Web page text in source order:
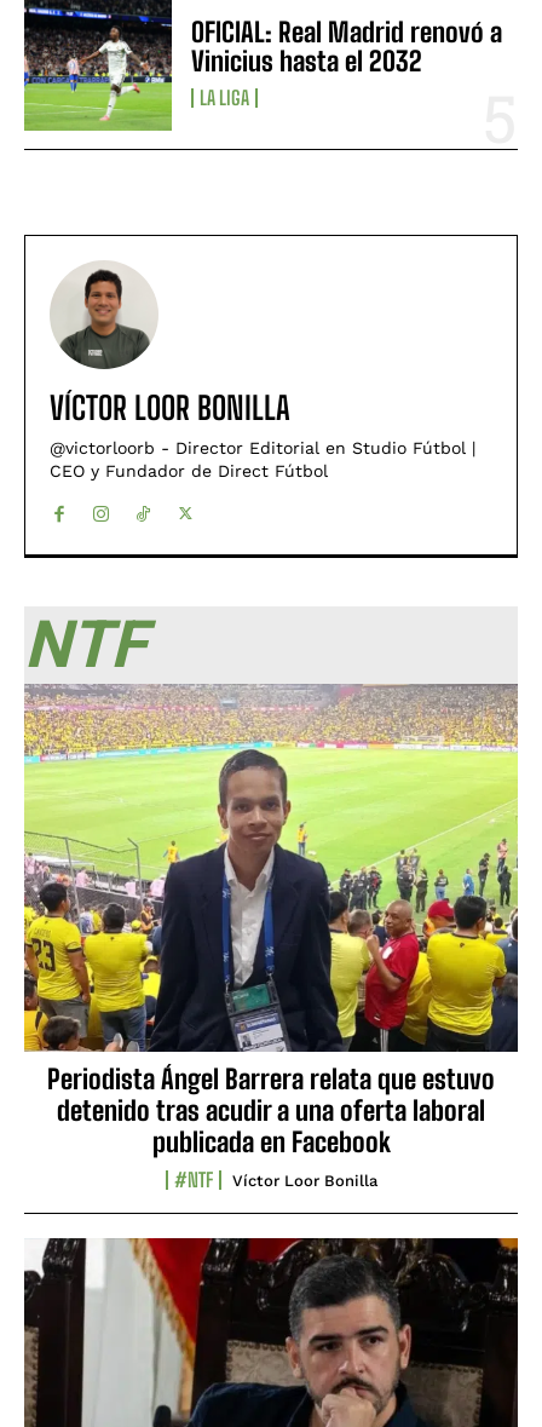
OFICIAL: Real Madrid renovó a
Vinicius hasta el 2032
LA LIGA
VÍCTOR LOOR BONILLA
@victorloorb - Director Editorial en Studio Fútbol |
CEO y Fundador de Direct Fútbol
NTF
Periodista Ángel Barrera relata que estuvo
detenido tras acudir a una oferta laboral
publicada en Facebook
#NTF Víctor Loor Bonilla